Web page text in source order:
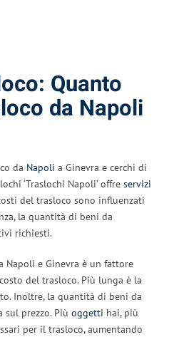
Quanto
da Napoli
da Napoli a Ginevra e cerchi di
‘Traslochi Napoli’ offre servizi
del trasloco sono influenzati
la quantità di beni da
richiesti.
Napoli e Ginevra è un fattore
del trasloco. Più lunga è la
Inoltre, la quantità di beni da
sul prezzo. Più oggetti hai, più
per il trasloco, aumentando